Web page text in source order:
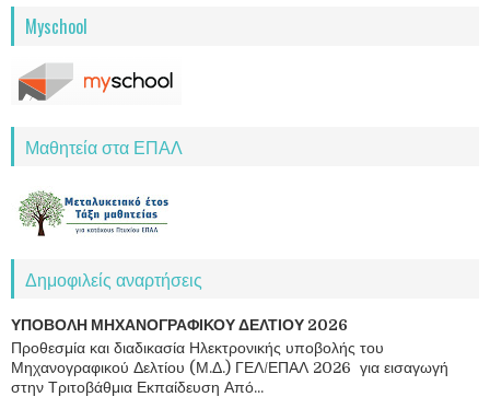
Myschool
Μαθητεία στα ΕΠΑΛ
Δημοφιλείς αναρτήσεις
ΥΠΟΒΟΛΗ ΜΗΧΑΝΟΓΡΑΦΙΚΟΥ ΔΕΛΤΙΟΥ 2026
Προθεσμία και διαδικασία Ηλεκτρονικής υποβολής του
Μηχανογραφικού Δελτίου (Μ.Δ.) ΓΕΛ/ΕΠΑΛ 2026 για εισαγωγή
στην Τριτοβάθμια Εκπαίδευση Από...